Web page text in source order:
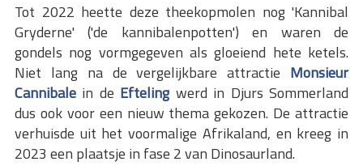
Tot 2022 heette deze theekopmolen nog 'Kannibal
Gryderne' ('de kannibalenpotten') en waren de
gondels nog vormgegeven als gloeiend hete ketels.
Niet lang na de vergelijkbare attractie Monsieur
Cannibale in de Efteling werd in Djurs Sommerland
dus ook voor een nieuw thema gekozen. De attractie
verhuisde uit het voormalige Afrikaland, en kreeg in
2023 een plaatsje in fase 2 van Dinosaurland.